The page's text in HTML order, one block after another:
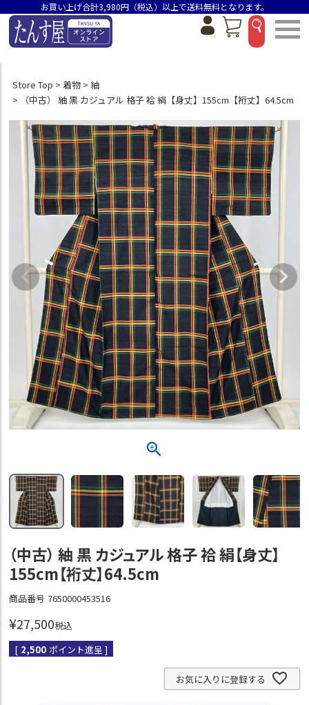
お買い上げ合計3,980円（税込）以上で送料無料となります。
Store Top 着物
紬
（中古） 紬 黒 カジュアル 格子 袷 絹【身丈】155cm【裄丈】64.5cm
（中古） 紬 黒 カジュアル 格子 袷 絹【身丈】
155cm【裄丈】64.5cm
商品番号 7650000453516
¥27,500税込
[ 2,500 ポイント進呈 ]
お気に入りに登録する